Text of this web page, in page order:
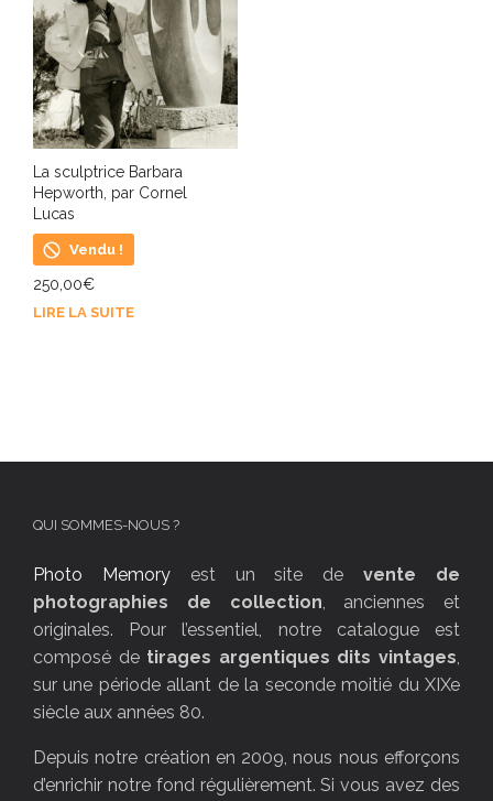
La sculptrice Barbara
Hepworth, par Cornel
Lucas
Vendu !
250,00€
LIRE LA SUITE
QUI SOMMES-NOUS ?
Photo Memoryest un site devente de
photographies de collection, anciennes et
originales. Pour l’essentiel, notre catalogue est
composé de tirages argentiques dits vintages,
sur une période allant de la seconde moitié du XIXe
siècle aux années 80.
Depuis notre création en 2009, nous nous efforçons
d’enrichir notre fond régulièrement. Si vous avez des